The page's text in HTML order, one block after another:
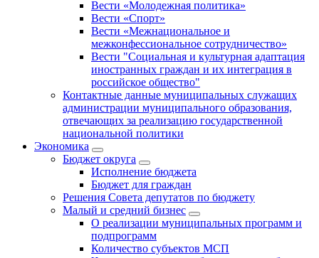
Вести «Молодежная политика»
Вести «Спорт»
Вести «Межнациональное и
межконфессиональное сотрудничество»
Вести "Социальная и культурная адаптация
иностранных граждан и их интеграция в
российское общество"
Контактные данные муниципальных служащих
администрации муниципального образования,
отвечающих за реализацию государственной
национальной политики
Экономика
Бюджет округa
Исполнение бюджета
Бюджет для граждан
Решения Совета депутатов по бюджету
Малый и средний бизнес
О реализации муниципальных программ и
подпрограмм
Количество субъектов МСП